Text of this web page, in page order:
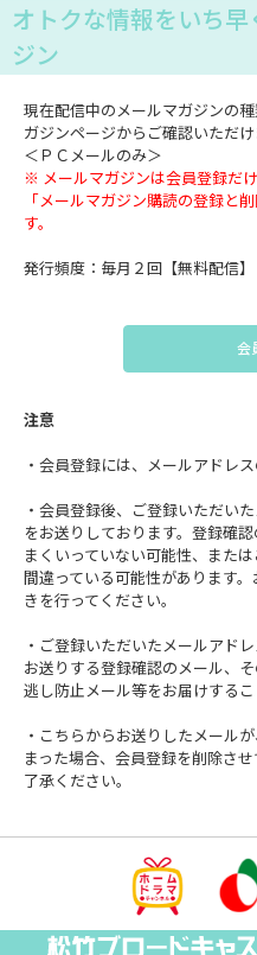
オトクな情報をいち
ジン
現在配信中のメールマガジンの
ガジンページからご確認いただけ
＜ＰＣメールのみ＞
※ メールマガジンは会員登録だ
「メールマガジン購読の登録と
す。
発行頻度：毎月２回【無料配信】
会
注意
・会員登録には、メールアドレス
・会員登録後、ご登録いただい
をお送りしております。登録確
まくいっていない可能性、また
間違っている可能性があります
きを行ってください。
・ご登録いただいたメールアド
お送りする登録確認のメール、
逃し防止メール等をお届けする
・こちらからお送りしたメール
まった場合、会員登録を削除さ
了承ください。